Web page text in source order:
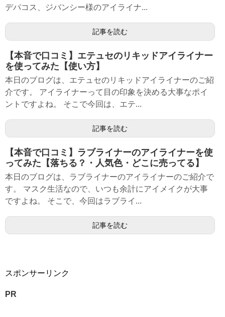
デパコス、ジバンシー様のアイライナ...
記事を読む
【本音で口コミ】エテュセのリキッドアイライナー
を使ってみた【使い方】
本日のブログは、エテュセのリキッドアイライナーのご紹
介です。 アイライナーって目の印象を決める大事なポイ
ントですよね。 そこで今回は、エテ...
記事を読む
【本音で口コミ】ラブライナーのアイライナーを使
ってみた【落ちる？・人気色・どこに売ってる】
本日のブログは、ラブライナーのアイライナーのご紹介で
す。 マスク生活なので、いつも余計にアイメイクが大事
ですよね。 そこで、今回はラブライ...
記事を読む
スポンサーリンク
PR